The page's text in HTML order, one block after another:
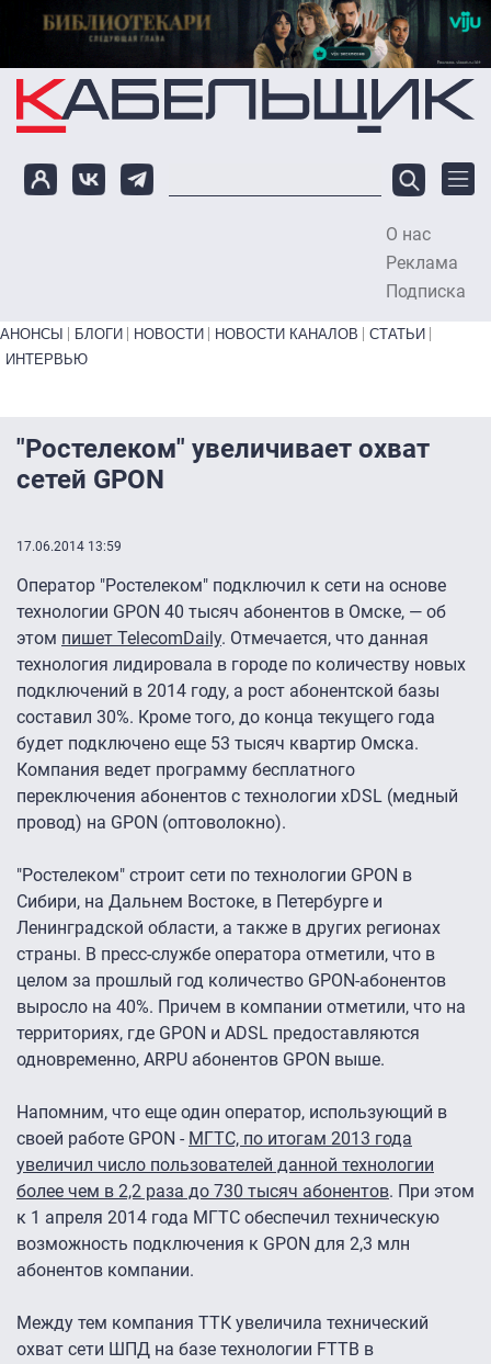
Перейти к основному содержанию
О нас
Реклама
Подписка
Primary links bottom
АНОНСЫ БЛОГИ НОВОСТИ НОВОСТИ КАНАЛОВ
СТАТЬИ
ИНТЕРВЬЮ
"Ростелеком" увеличивает охват
сетей GPON
17.06.2014 13:59
Оператор "Ростелеком" подключил к сети на основе
технологии GPON 40 тысяч абонентов в Омске, — об
этом пишет TelecomDaily. Отмечается, что данная
технология лидировала в городе по количеству новых
подключений в 2014 году, а рост абонентской базы
составил 30%. Кроме того, до конца текущего года
будет подключено еще 53 тысяч квартир Омска.
Компания ведет программу бесплатного
переключения абонентов с технологии xDSL (медный
провод) на GPON (оптоволокно).
"Ростелеком" строит сети по технологии GPON в
Сибири, на Дальнем Востоке, в Петербурге и
Ленинградской области, а также в других регионах
страны. В пресс-службе оператора отметили, что в
целом за прошлый год количество GPON-абонентов
выросло на 40%. Причем в компании отметили, что на
территориях, где GPON и ADSL предоставляются
одновременно, ARPU абонентов GPON выше.
Напомним, что еще один оператор, использующий в
своей работе GPON - МГТС, по итогам 2013 года
увеличил число пользователей данной технологии
более чем в 2,2 раза до 730 тысяч абонентов. При этом
к 1 апреля 2014 года МГТС обеспечил техническую
возможность подключения к GPON для 2,3 млн
абонентов компании.
Между тем компания ТТК увеличила технический
охват сети ШПД на базе технологии FTTB в